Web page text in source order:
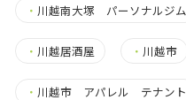
・ 川越南大塚 パーソナルジム
・ 川越居酒屋 ・ 川越市
・ 川越市 アパレル テナント